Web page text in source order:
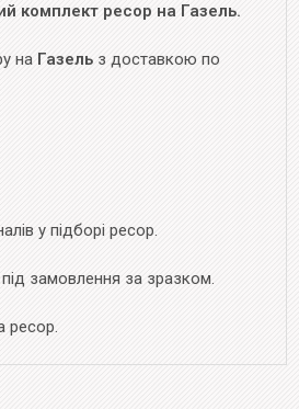
комплект ресор на Газель.
на Газель з доставкою по
у підборі ресор.
замовлення за зразком.
ресор.